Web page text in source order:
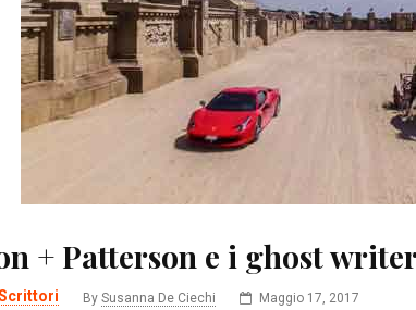
+ Patterson e i ghost
By Susanna De Ciechi
Maggio 17, 2017